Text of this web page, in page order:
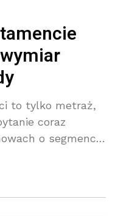
to tylko metraż,
coraz
o segmencie